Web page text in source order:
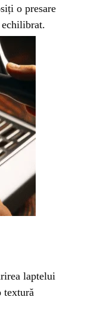
o presare
laptelui
textură